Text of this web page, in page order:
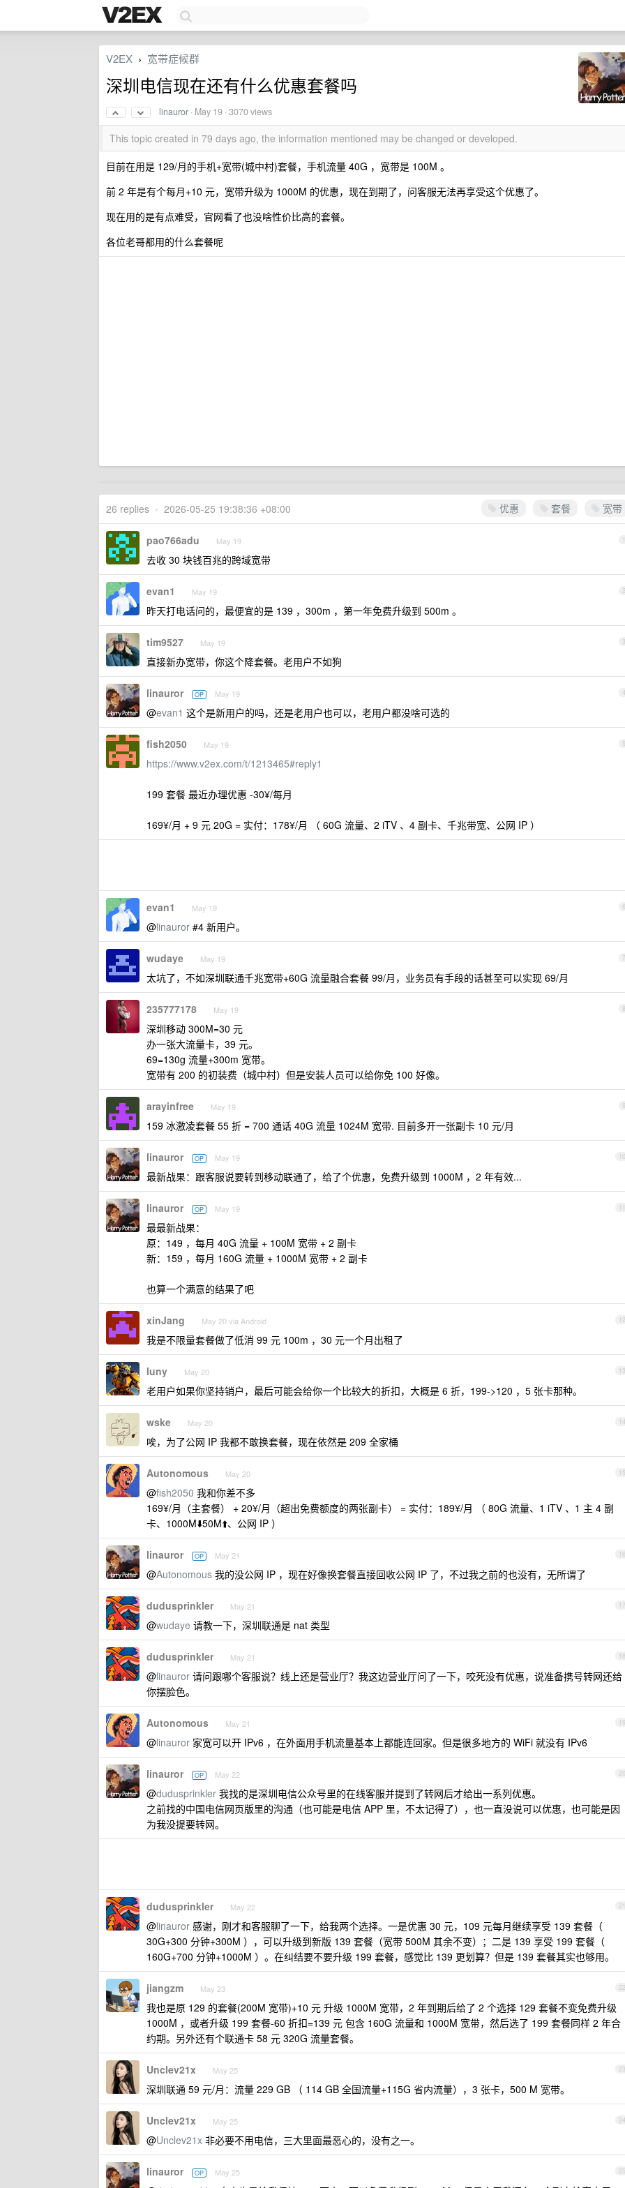
V2EX › 宽带症候群
深圳电信现在还有什么优惠套餐吗
linauror · May 19 · 3070 views
This topic created in 79 days ago, the information mentioned may be changed or developed.
目前在用是 129/月的手机+宽带(城中村)套餐，手机流量 40G ，宽带是 100M 。
前 2 年是有个每月+10 元，宽带升级为 1000M 的优惠，现在到期了，问客服无法再享受这个优惠了。
现在用的是有点难受，官网看了也没啥性价比高的套餐。
各位老哥都用的什么套餐呢
优惠 套餐 宽带
26 replies • 2026-05-25 19:38:36 +08:00
1
pao766adu May 19
去收 30 块钱百兆的跨域宽带
2
evan1 May 19
昨天打电话问的，最便宜的是 139 ，300m ，第一年免费升级到 500m 。
3
tim9527 May 19
直接新办宽带，你这个降套餐。老用户不如狗
4
linauror OP May 19
@evan1 这个是新用户的吗，还是老用户也可以，老用户都没啥可选的
5
fish2050 May 19
https://www.v2ex.com/t/1213465#reply1
199 套餐 最近办理优惠 -30¥/每月
169¥/月 + 9 元 20G = 实付：178¥/月 （ 60G 流量、2 iTV 、4 副卡、千兆带宽、公网 IP ）
6
evan1 May 19
@linauror #4 新用户。
7
wudaye May 19
太坑了，不如深圳联通千兆宽带+60G 流量融合套餐 99/月，业务员有手段的话甚至可以实现 69/月
8
235777178 May 19
深圳移动 300M=30 元
办一张大流量卡，39 元。
69=130g 流量+300m 宽带。
宽带有 200 的初装费（城中村）但是安装人员可以给你免 100 好像。
9
arayinfree May 19
159 冰激凌套餐 55 折 = 700 通话 40G 流量 1024M 宽带. 目前多开一张副卡 10 元/月
10
linauror OP May 19
最新战果：跟客服说要转到移动联通了，给了个优惠，免费升级到 1000M ，2 年有效...
11
linauror OP May 19
最最新战果：
原：149 ，每月 40G 流量 + 100M 宽带 + 2 副卡
新：159 ，每月 160G 流量 + 1000M 宽带 + 2 副卡
也算一个满意的结果了吧
12
xinJang May 20 via Android
我是不限量套餐做了低消 99 元 100m ，30 元一个月出租了
13
luny May 20
老用户如果你坚持销户，最后可能会给你一个比较大的折扣，大概是 6 折，199->120 ，5 张卡那种。
14
wske May 20
唉，为了公网 IP 我都不敢换套餐，现在依然是 209 全家桶
15
Autonomous May 20
@fish2050 我和你差不多
169¥/月（主套餐） + 20¥/月（超出免费额度的两张副卡） = 实付：189¥/月 （ 80G 流量、1 iTV 、1 主 4 副
卡、1000M⬇️50M⬆️、公网 IP ）
16
linauror OP May 21
@Autonomous 我的没公网 IP ，现在好像换套餐直接回收公网 IP 了，不过我之前的也没有，无所谓了
17
dudusprinkler May 21
@wudaye 请教一下，深圳联通是 nat 类型
18
dudusprinkler May 21
@linauror 请问跟哪个客服说？线上还是营业厅？我这边营业厅问了一下，咬死没有优惠，说准备携号转网还给
你摆脸色。
19
Autonomous May 21
@linauror 家宽可以开 IPv6 ，在外面用手机流量基本上都能连回家。但是很多地方的 WiFi 就没有 IPv6
20
linauror OP May 22
@dudusprinkler 我找的是深圳电信公众号里的在线客服并提到了转网后才给出一系列优惠。
之前找的中国电信网页版里的沟通（也可能是电信 APP 里，不太记得了），也一直没说可以优惠，也可能是因
为我没提要转网。
21
dudusprinkler May 22
@linauror 感谢，刚才和客服聊了一下，给我两个选择。一是优惠 30 元，109 元每月继续享受 139 套餐（
30G+300 分钟+300M ），可以升级到新版 139 套餐（宽带 500M 其余不变）；二是 139 享受 199 套餐（
160G+700 分钟+1000M ）。在纠结要不要升级 199 套餐，感觉比 139 更划算？但是 139 套餐其实也够用。
22
jiangzm May 23
我也是原 129 的套餐(200M 宽带)+10 元 升级 1000M 宽带，2 年到期后给了 2 个选择 129 套餐不变免费升级
1000M ，或者升级 199 套餐-60 折扣=139 元 包含 160G 流量和 1000M 宽带，然后选了 199 套餐同样 2 年合
约期。另外还有个联通卡 58 元 320G 流量套餐。
23
Unclev21x May 25
深圳联通 59 元/月：流量 229 GB （ 114 GB 全国流量+115G 省内流量），3 张卡，500 M 宽带。
24
Unclev21x May 25
@Unclev21x 非必要不用电信，三大里面最恶心的，没有之一。
25
linauror OP May 25